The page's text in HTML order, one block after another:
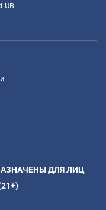
ДЛЯ ЛИЦ